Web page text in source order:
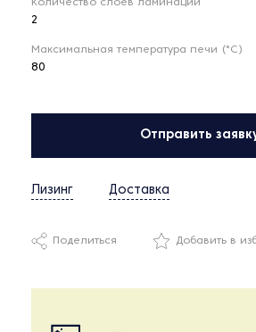
Количество слоев ламинации
2
Максимальная температура печи (°C)
80
Отправить
Лизинг Доставка
Поделиться Добавить в